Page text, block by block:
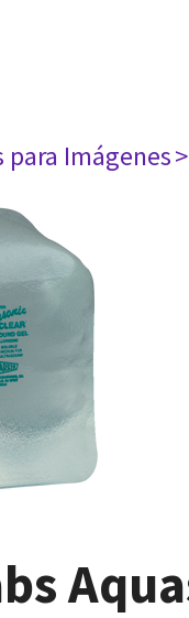
para Imágenes